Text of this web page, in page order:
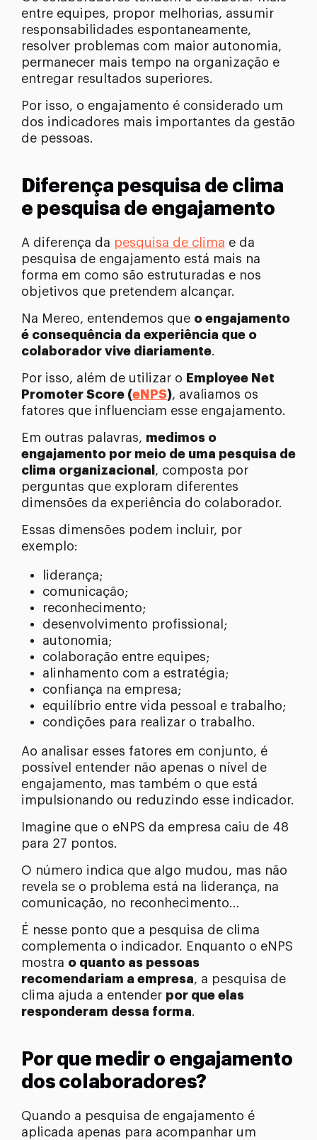
entre equipes, propor melhorias, assumir
responsabilidades espontaneamente,
resolver problemas com maior autonomia,
permanecer mais tempo na organização e
entregar resultados superiores.
Por isso, o engajamento é considerado um
dos indicadores mais importantes da gestão
de pessoas.
Diferença pesquisa de clima
e pesquisa de engajamento
A diferença da pesquisa de clima e da
pesquisa de engajamento está mais na
forma em como são estruturadas e nos
objetivos que pretendem alcançar.
Na Mereo, entendemos que o engajamento
é consequência da experiência que o
colaborador vive diariamente.
Por isso, além de utilizar o Employee Net
Promoter Score (eNPS), avaliamos os
fatores que influenciam esse engajamento.
Em outras palavras, medimos o
engajamento por meio de uma pesquisa de
clima organizacional , composta por
perguntas que exploram diferentes
dimensões da experiência do colaborador.
Essas dimensões podem incluir, por
exemplo:
liderança;
comunicação;
reconhecimento;
desenvolvimento profissional;
autonomia;
colaboração entre equipes;
alinhamento com a estratégia;
confiança na empresa;
equilíbrio entre vida pessoal e trabalho;
condições para realizar o trabalho.
Ao analisar esses fatores em conjunto, é
possível entender não apenas o nível de
engajamento, mas também o que está
impulsionando ou reduzindo esse indicador.
Imagine que o eNPS da empresa caiu de 48
para 27 pontos.
O número indica que algo mudou, mas não
revela se o problema está na liderança, na
comunicação, no reconhecimento…
É nesse ponto que a pesquisa de clima
complementa o indicador. Enquanto o eNPS
mostra o quanto as pessoas
recomendariam a empresa, a pesquisa de
clima ajuda a entender por que elas
responderam dessa forma.
Por que medir o engajamento
dos colaboradores?
Quando a pesquisa de engajamento é
aplicada apenas para acompanhar um